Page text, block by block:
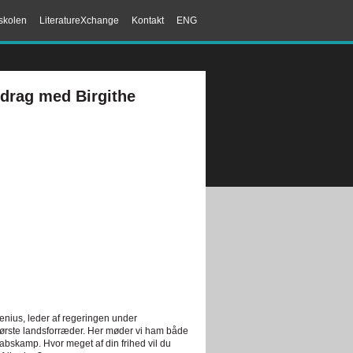
ENG
Kontakt
LiteratureXchange
med Birgithe
leder af regeringen under
landsforræder. Her møder vi ham både
Hvor meget af din frihed vil du